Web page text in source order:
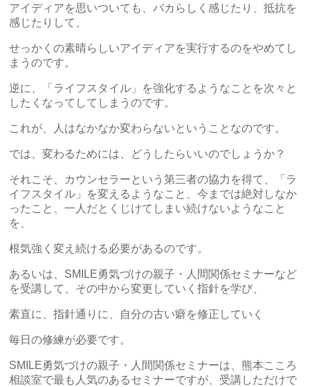
アイディアを思いついても、バカらしく感じたり、抵抗を
感じたりして、
せっかくの素晴らしいアイディアを実行するのをやめてし
まうのです。
逆に、「ライフスタイル」を強化するようなことを次々と
したくなってしてしまうのです。
これが、人はなかなか変わらないということなのです。
では、変わるためには、どうしたらいいのでしょうか？
それこそ、カウンセラーという第三者の協力を得て、「ラ
イフスタイル」を変えるようなこと、今までは絶対しなか
ったこと、一人だとくじけてしまい続けないようなこと
を、
根気強く変え続ける必要があるのです。
あるいは、 SMILE勇気づけの親子・人間関係セミナーなど
を受講して、その中から変更していく指針を学び、
素直に、指針通りに、自分の古い癖を修正していく
毎日の修練が必要です。
SMILE勇気づけの親子・人間関係セミナーは、熊本こころ
相談室で最も人気のあるセミナーですが、受講しただけで